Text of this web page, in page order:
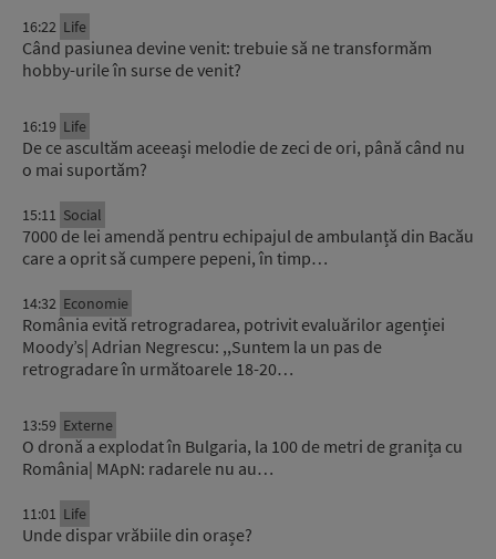
16:22 Life
Când pasiunea devine venit: trebuie să ne transformăm
hobby-urile în surse de venit?
16:19 Life
De ce ascultăm aceeași melodie de zeci de ori, până când nu
o mai suportăm?
15:11 Social
7000 de lei amendă pentru echipajul de ambulanță din Bacău
care a oprit să cumpere pepeni, în timp…
14:32 Economie
România evită retrogradarea, potrivit evaluărilor agenției
Moody’s| Adrian Negrescu: ,,Suntem la un pas de
retrogradare în următoarele 18-20…
13:59 Externe
O dronă a explodat în Bulgaria, la 100 de metri de granița cu
România| MApN: radarele nu au…
11:01 Life
Unde dispar vrăbiile din orașe?